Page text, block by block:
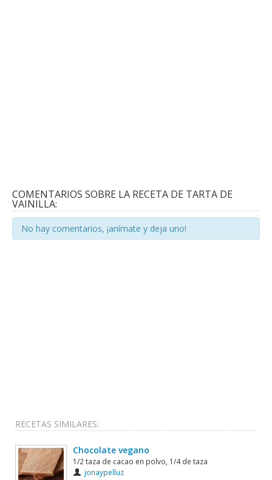
COMENTARIOS SOBRE LA RECETA DE TARTA DE
VAINILLA:
No hay comentarios, ¡anímate y deja uno!
RECETAS SIMILARES:
Chocolate vegano
1/2 taza de cacao en polvo, 1/4 de taza
jonaypelluz